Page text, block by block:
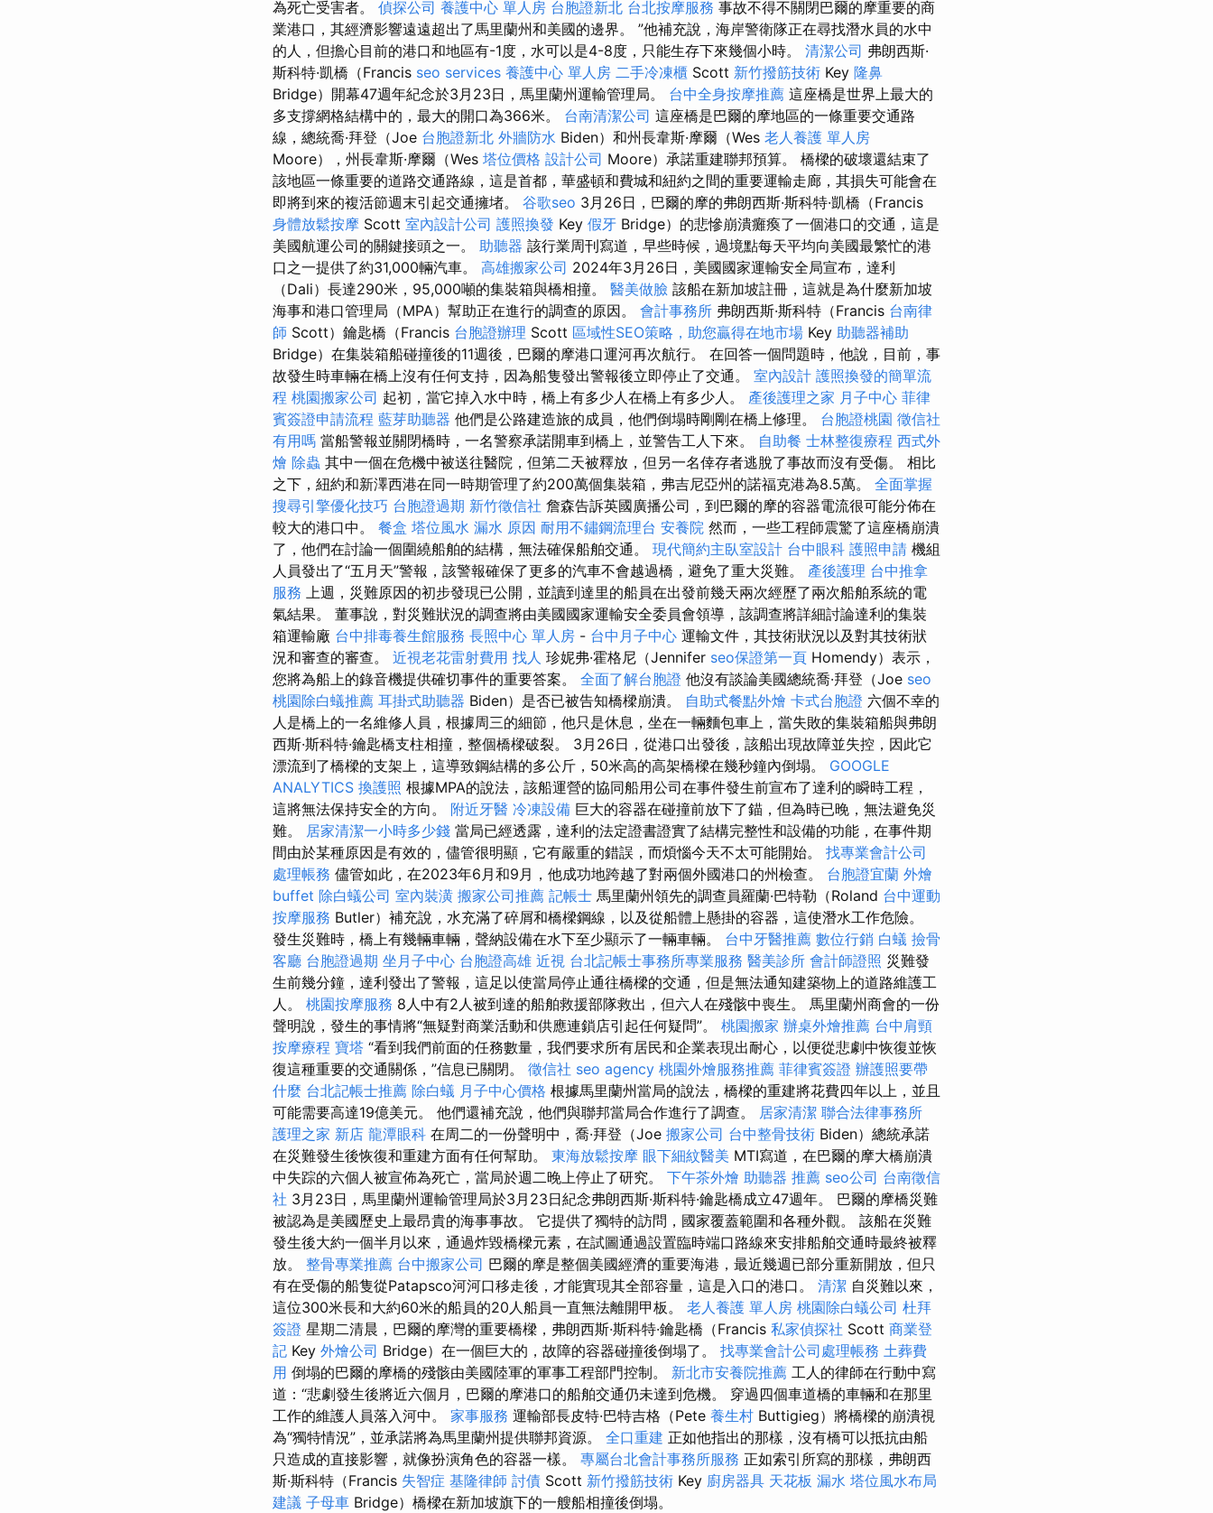
為死亡受害者。 偵探公司 養護中心 單人房 台胞證新北 台北按摩服務 事故不得不關閉巴爾的摩重要的商
業港口，其經濟影響遠遠超出了馬里蘭州和美國的邊界。 ”他補充說，海岸警衛隊正在尋找潛水員的水中
的人，但擔心目前的港口和地區有-1度，水可以是4-8度，只能生存下來幾個小時。 清潔公司 弗朗西斯·
斯科特·凱橋（Francis seo services 養護中心 單人房 二手冷凍櫃 Scott 新竹撥筋技術 Key 隆鼻
Bridge）開幕47週年紀念於3月23日，馬里蘭州運輸管理局。 台中全身按摩推薦 這座橋是世界上最大的
多支撐網格結構中的，最大的開口為366米。 台南清潔公司 這座橋是巴爾的摩地區的一條重要交通路
線，總統喬·拜登（Joe 台胞證新北 外牆防水 Biden）和州長韋斯·摩爾（Wes 老人養護 單人房
Moore），州長韋斯·摩爾（Wes 塔位價格 設計公司 Moore）承諾重建聯邦預算。 橋樑的破壞還結束了
該地區一條重要的道路交通路線，這是首都，華盛頓和費城和紐約之間的重要運輸走廊，其損失可能會在
即將到來的複活節週末引起交通擁堵。 谷歌seo 3月26日，巴爾的摩的弗朗西斯·斯科特·凱橋（Francis
身體放鬆按摩 Scott 室內設計公司 護照換發 Key 假牙 Bridge）的悲慘崩潰癱瘓了一個港口的交通，這是
美國航運公司的關鍵接頭之一。 助聽器 該行業周刊寫道，早些時候，過境點每天平均向美國最繁忙的港
口之一提供了約31,000輛汽車。 高雄搬家公司 2024年3月26日，美國國家運輸安全局宣布，達利
（Dali）長達290米，95,000噸的集裝箱與橋相撞。 醫美做臉 該船在新加坡註冊，這就是為什麼新加坡
海事和港口管理局（MPA）幫助正在進行的調查的原因。 會計事務所 弗朗西斯·斯科特（Francis 台南律
師 Scott）鑰匙橋（Francis 台胞證辦理 Scott 區域性SEO策略，助您贏得在地市場 Key 助聽器補助
Bridge）在集裝箱船碰撞後的11週後，巴爾的摩港口運河再次航行。 在回答一個問題時，他說，目前，事
故發生時車輛在橋上沒有任何支持，因為船隻發出警報後立即停止了交通。 室內設計 護照換發的簡單流
程 桃園搬家公司 起初，當它掉入水中時，橋上有多少人在橋上有多少人。 產後護理之家 月子中心 菲律
賓簽證申請流程 藍芽助聽器 他們是公路建造旅的成員，他們倒塌時剛剛在橋上修理。 台胞證桃園 徵信社
有用嗎 當船警報並關閉橋時，一名警察承諾開車到橋上，並警告工人下來。 自助餐 士林整復療程 西式外
燴 除蟲 其中一個在危機中被送往醫院，但第二天被釋放，但另一名倖存者逃脫了事故而沒有受傷。 相比
之下，紐約和新澤西港在同一時期管理了約200萬個集裝箱，弗吉尼亞州的諾福克港為8.5萬。 全面掌握
搜尋引擎優化技巧 台胞證過期 新竹徵信社 詹森告訴英國廣播公司，到巴爾的摩的容器電流很可能分佈在
較大的港口中。 餐盒 塔位風水 漏水 原因 耐用不鏽鋼流理台 安養院 然而，一些工程師震驚了這座橋崩潰
了，他們在討論一個圍繞船舶的結構，無法確保船舶交通。 現代簡約主臥室設計 台中眼科 護照申請 機組
人員發出了“五月天”警報，該警報確保了更多的汽車不會越過橋，避免了重大災難。 產後護理 台中推拿
服務
上週，災難原因的初步發現已公開，並讀到達里的船員在出發前幾天兩次經歷了兩次船舶系統的電
氣結果。 董事說，對災難狀況的調查將由美國國家運輸安全委員會領導，該調查將詳細討論達利的集裝
箱運輸廠 台中排毒養生館服務 長照中心 單人房 - 台中月子中心 運輸文件，其技術狀況以及對其技術狀
況和審查的審查。 近視老花雷射費用 找人 珍妮弗·霍格尼（Jennifer seo保證第一頁 Homendy）表示，
您將為船上的錄音機提供確切事件的重要答案。 全面了解台胞證 他沒有談論美國總統喬·拜登（Joe seo
桃園除白蟻推薦 耳掛式助聽器 Biden）是否已被告知橋樑崩潰。 自助式餐點外燴 卡式台胞證 六個不幸的
人是橋上的一名維修人員，根據周三的細節，他只是休息，坐在一輛麵包車上，當失敗的集裝箱船與弗朗
西斯·斯科特·鑰匙橋支柱相撞，整個橋樑破裂。 3月26日，從港口出發後，該船出現故障並失控，因此它
漂流到了橋樑的支架上，這導致鋼結構的多公斤，50米高的高架橋樑在幾秒鐘內倒塌。 GOOGLE
ANALYTICS 換護照 根據MPA的說法，該船運營的協同船用公司在事件發生前宣布了達利的瞬時工程，
這將無法保持安全的方向。 附近牙醫 冷凍設備 巨大的容器在碰撞前放下了錨，但為時已晚，無法避免災
難。 居家清潔一小時多少錢 當局已經透露，達利的法定證書證實了結構完整性和設備的功能，在事件期
間由於某種原因是有效的，儘管很明顯，它有嚴重的錯誤，而煩惱今天不太可能開始。 找專業會計公司
處理帳務 儘管如此，在2023年6月和9月，他成功地跨越了對兩個外國港口的州檢查。 台胞證宜蘭 外燴
buffet 除白蟻公司 室內裝潢 搬家公司推薦 記帳士 馬里蘭州領先的調查員羅蘭·巴特勒（Roland 台中運動
按摩服務 Butler）補充說，水充滿了碎屑和橋樑鋼線，以及從船體上懸掛的容器，這使潛水工作危險。
發生災難時，橋上有幾輛車輛，聲納設備在水下至少顯示了一輛車輛。 台中牙醫推薦 數位行銷 白蟻 撿骨
客廳 台胞證過期 坐月子中心 台胞證高雄 近視 台北記帳士事務所專業服務 醫美診所 會計師證照 災難發
生前幾分鐘，達利發出了警報，這足以使當局停止通往橋樑的交通，但是無法通知建築物上的道路維護工
人。 桃園按摩服務 8人中有2人被到達的船舶救援部隊救出，但六人在殘骸中喪生。 馬里蘭州商會的一份
聲明說，發生的事情將“無疑對商業活動和供應連鎖店引起任何疑問”。 桃園搬家 辦桌外燴推薦 台中肩頸
按摩療程 寶塔 “看到我們前面的任務數量，我們要求所有居民和企業表現出耐心，以便從悲劇中恢復並恢
復這種重要的交通關係，”信息已關閉。 徵信社 seo agency 桃園外燴服務推薦 菲律賓簽證 辦護照要帶
什麼 台北記帳士推薦 除白蟻 月子中心價格 根據馬里蘭州當局的說法，橋樑的重建將花費四年以上，並且
可能需要高達19億美元。 他們還補充說，他們與聯邦當局合作進行了調查。 居家清潔 聯合法律事務所
護理之家 新店 龍潭眼科 在周二的一份聲明中，喬·拜登（Joe 搬家公司 台中整骨技術 Biden）總統承諾
在災難發生後恢復和重建方面有任何幫助。 東海放鬆按摩 眼下細紋醫美 MTI寫道，在巴爾的摩大橋崩潰
中失踪的六個人被宣佈為死亡，當局於週二晚上停止了研究。 下午茶外燴 助聽器 推薦 seo公司 台南徵信
社 3月23日，馬里蘭州運輸管理局於3月23日紀念弗朗西斯·斯科特·鑰匙橋成立47週年。 巴爾的摩橋災難
被認為是美國歷史上最昂貴的海事事故。 它提供了獨特的訪問，國家覆蓋範圍和各種外觀。 該船在災難
發生後大約一個半月以來，通過炸毀橋樑元素，在試圖通過設置臨時端口路線來安排船舶交通時最終被釋
放。 整骨專業推薦 台中搬家公司 巴爾的摩是整個美國經濟的重要海港，最近幾週已部分重新開放，但只
有在受傷的船隻從Patapsco河河口移走後，才能實現其全部容量，這是入口的港口。 清潔 自災難以來，
這位300米長和大約60米的船員的20人船員一直無法離開甲板。 老人養護 單人房 桃園除白蟻公司 杜拜
簽證 星期二清晨，巴爾的摩灣的重要橋樑，弗朗西斯·斯科特·鑰匙橋（Francis 私家偵探社 Scott 商業登
記 Key 外燴公司 Bridge）在一個巨大的，故障的容器碰撞後倒塌了。 找專業會計公司處理帳務 土葬費
用 倒塌的巴爾的摩橋的殘骸由美國陸軍的軍事工程部門控制。 新北市安養院推薦 工人的律師在行動中寫
道：“悲劇發生後將近六個月，巴爾的摩港口的船舶交通仍未達到危機。 穿過四個車道橋的車輛和在那里
工作的維護人員落入河中。 家事服務 運輸部長皮特·巴特吉格（Pete 養生村 Buttigieg）將橋樑的崩潰視
為“獨特情況”，並承諾將為馬里蘭州提供聯邦資源。 全口重建 正如他指出的那樣，沒有橋可以抵抗由船​​
只造成的直接影響，就像扮演角色的容器一樣。 專屬台北會計事務所服務 正如索引所寫的那樣，弗朗西
斯·斯科特（Francis 失智症 基隆律師 討債 Scott 新竹撥筋技術 Key 廚房器具 天花板 漏水 塔位風水布局
建議 子母車 Bridge）橋樑在新加坡旗下的一艘船相撞後倒塌。